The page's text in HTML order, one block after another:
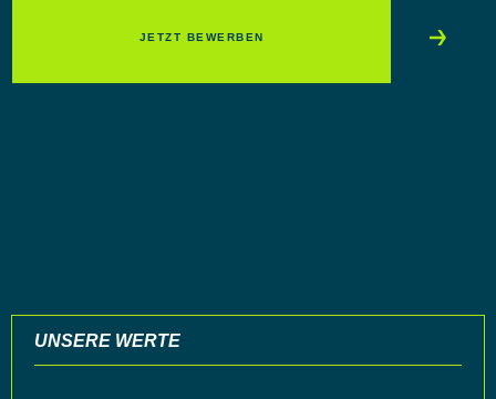
JETZT BEWERBEN
UNSERE WERTE